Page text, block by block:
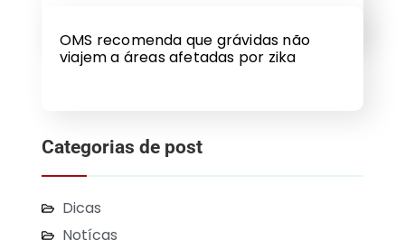
OMS recomenda que grávidas não
viajem a áreas afetadas por zika
Categorias de post
Dicas
Notícas